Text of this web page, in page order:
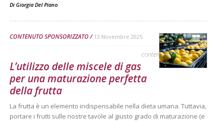
Di Giorgia Del Piano
CONTENUTO SPONSORIZZATO 13 Novembre 2025
contenuto sponsorizzato
L’utilizzo delle miscele di gas
per una maturazione perfetta
della frutta
La frutta è un elemento indispensabile nella dieta umana. Tuttavia,
portare i frutti sulle nostre tavole al giusto grado di maturazione (e